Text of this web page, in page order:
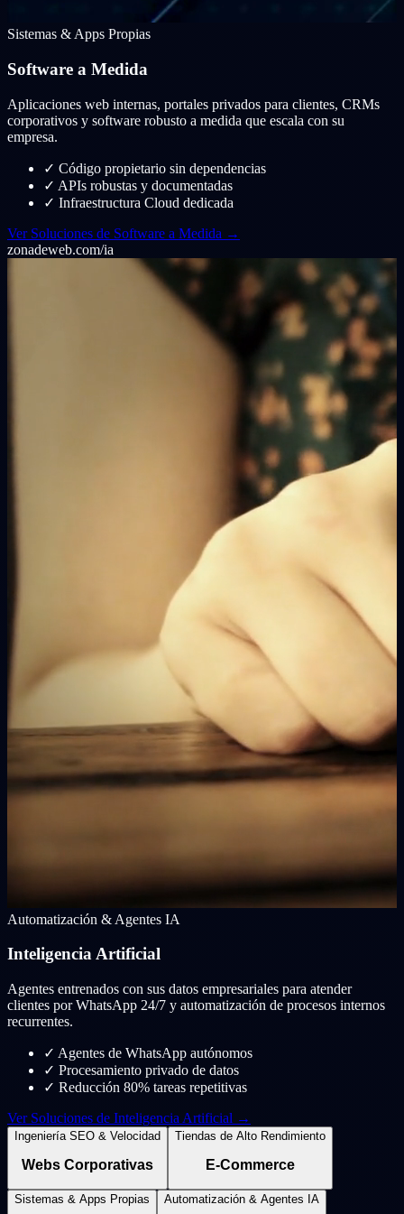
Sistemas & Apps Propias
Software a Medida
Aplicaciones web internas, portales privados para clientes, CRMs
corporativos y software robusto a medida que escala con su
empresa.
✓ Código propietario sin dependencias
✓ APIs robustas y documentadas
✓ Infraestructura Cloud dedicada
Ver Soluciones de Software a Medida →
zonadeweb.com/ia
Automatización & Agentes IA
Inteligencia Artificial
Agentes entrenados con sus datos empresariales para atender
clientes por WhatsApp 24/7 y automatización de procesos internos
recurrentes.
✓ Agentes de WhatsApp autónomos
✓ Procesamiento privado de datos
✓ Reducción 80% tareas repetitivas
Ver Soluciones de Inteligencia Artificial →
Ingeniería SEO & Velocidad
Webs Corporativas
Tiendas de Alto Rendimiento
E-Commerce
Sistemas & Apps Propias Automatización & Agentes IA